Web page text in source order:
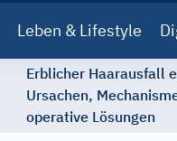
Leben & Lifestyle
Erblicher Haarausfall
Ursachen,
operative Lösungen